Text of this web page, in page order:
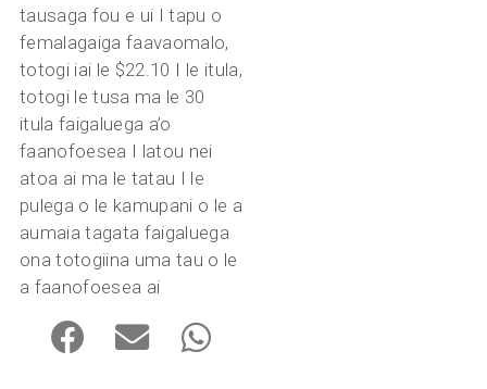
tausaga fou e ui I tapu o
femalagaiga faavaomalo,
totogi iai le $22.10 I le itula,
totogi le tusa ma le 30
itula faigaluega a’o
faanofoesea I latou nei
atoa ai ma le tatau I le
pulega o le kamupani o le a
aumaia tagata faigaluega
ona totogiina uma tau o le
a faanofoesea ai